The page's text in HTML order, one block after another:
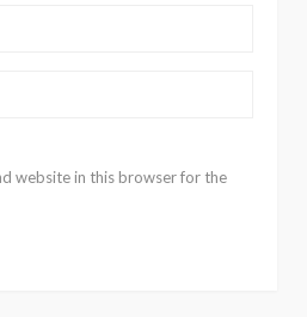
website in this browser for the